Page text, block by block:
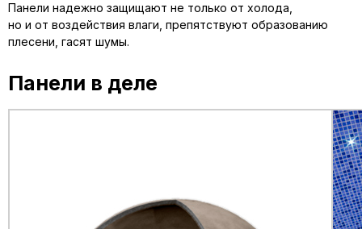
Панели надежно защищают не только от холода,
но и от воздействия влаги, препятствуют образованию
плесени, гасят шумы.
Панели в деле